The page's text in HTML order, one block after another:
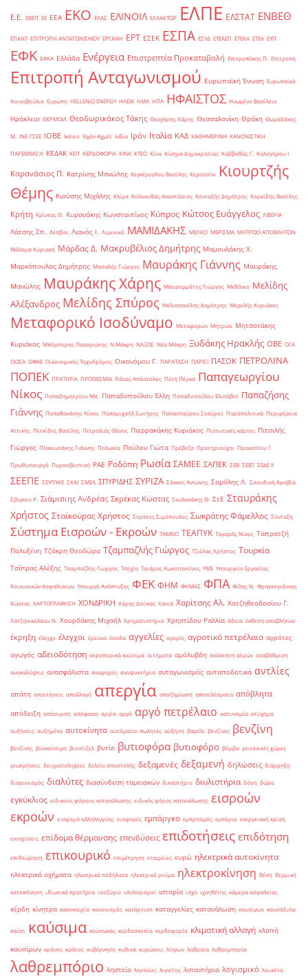
Ε.Ε. ΕΒΕΠ ΕΕ ΕΕΑ ΕΚΟ ΕΛΑΣ ΕΛΙΝΟΙΛ ΕΛΛΑΚΤΩΡ ΕΛΠΕ ΕΛΣΤΑΤ ΕΝΒΕΘ
ΕΠΑΝΤ ΕΠΙΤΡΟΠΗ ΑΝΤΑΓΩΝΙΣΜΟΥ ΕΡΓΑΝΗ ΕΡΤ ΕΣΕΚ ΕΣΠΑ ΕΣΥΔ ΕΤΕΑΕΠ ΕΤΕΚΑ ΕΤΕπ ΕΥΠ
ΕΦΚ ΕΦΚΑ Ελλάδα Ενέργεια Επιστρεπτέα Προκαταβολή Επιτροπάκης Π. Επιτροπή
Επιτροπή Ανταγωνισμού Ευρωπαϊκή Ένωση Ευρωπαϊκό
Κοινοβούλιο Ευρώπη ΗELLENiQ ENERGY ΗΛΕΙΑ ΗΜΑ ΗΠΑ ΗΦΑΙΣΤΟΣ Ηνωμένο Βασίλειο
Ηράκλειο ΘΕΡΜΟΙΛ Θεοδωρικάκος Τάκης Θεοχάρης Χάρης Θεσσαλονίκη Θράκη Θωμαδάκης
Μ. ΙΝΕ-ΓΣΕΕ ΙΟΒΕ Ικόνιο Ιλχάν Αχμέτ Ινδία Ιράν Ιταλία ΚΑΔ ΚΑΘΗΜΕΡΙΝΗ ΚΑΝΟΝΙΣΤΙΚΗ
ΠΑΡΕΜΒΑΣΗ ΚΕΔΑΚ ΚΕΠ ΚΕΡΔΟΦΟΡΙΑ ΚΙΝΑ ΚΤΕΟ Κίνα Κίνημα Δημοκρατίας Καββαθάς Γ. Καλογήρου Ι.
Καρανάσιος Π. Κατρίνης Μανώλης Κεγκέρογλου Βασίλης Κερατσίνι
Κιουρτζής
Θέμης Κιούσης Μιχάλης Κλίμα Κολοκυθάς Αναστάσιος Κονταξής Δημήτρης Κορκίδης Βασίλης
Κρήτη Κρίντας Θ. Κυρανάκης Κωνσταντίνος Κύπρος Κώτσος Ευάγγελος ΛΙΒΕΡΙΑ
Λάτσης Σπ. Λέσβος Λιανός Ι. Λιμενικό ΜΑΜΙΔΑΚΗΣ ΜΕΛΚΟ ΜΕΡΙΣΜΑ ΜΗΤΡΩΟ ΑΠΟΒΛΗΤΩΝ
Μάλαμα Κυριακή Μάρδας Δ. Μακρυβέλιος Δημήτρης Μαμουλάκης Χ.
Μαρκόπουλος Δημήτρης Μασαλής Γιώργος Μαυράκης Γιάννης Μαυράκης
Μανώλης Μαυράκης Χάρης Μαυρομμάτης Γιώργος Μεθάνιο Μελίδης
Αλέξανδρος Μελίδης Σπύρος Μελισσανίδης Δημήτρης Μερελής Κυριάκος
Μεταφορικό Ισοδύναμο Μεταφορών Μητρώο Μητσοτάκης
Κυριάκος Μπόμπορης Παναγιώτης Ν.Μάκρη ΝΑΞΟΣ Νέα Μάκρη Ξυδάκης Ηρακλής ΟΒΕ ΟΓΑ
ΟΟΣΑ ΟΦΑΕ Οικονομικός Ταχυδρόμος Οικονόμου Γ. ΠΑΡΑΤΑΣΗ ΠΑΡΙΣΙ ΠΑΣΟΚ ΠΕΤΡΟΛΙΝΑ
ΠΟΠΕΚ ΠΡΑΤΗΡΙΑ ΠΡΟΘΕΣΜΙΑ Πάνας Απόστολος Πέτη Πέρκα Παπαγεωργίου
Νίκος Παπαδημητρίου Μπ. Παπαδοπούλου Έλλη Παπαδοπούλου Ελισάβετ Παπαζήσης
Γιάννης Παπαθανάσης Νίκος Παπαμιχαήλ Σωτήρης Παπασταύρου Σταύρος Παραπολιτικά Περιφέρεια
Αττικής Πετκίδης Βασίλης Πετραλιάς Θάνος Πιερρακάκης Κυριάκος Πιστωτικές κάρτες Πιτσιλής
Γιώργος Πλακιωτάκης Γιάννης Πολωνία Πούλου Γιώτα Πρέβεζα Πρατηριούχοι Προκοπίου Γ.
Πρωθυπουργό Πυροσβεστική ΡΑΕ Ροδόπη Ρωσία ΣΑΜΕΕ ΣΑΠΕΚ ΣΕΒ ΣΕΒΤ ΣΕΔΕ ΙΙ
ΣΕΕΠΕ ΣΕΥΠΥΚΕ ΣΚΑΙ ΣΜΕΑ ΣΠΥΡΙΔΗΣ ΣΥΡΙΖΑ Σάκκος Αντώνης Σαμόλης Λ. Σαουδική Αραβία
Σβίγκου Ρ. Σιάμισιης Ανδρέας Σκρέκας Κώστας Σκυλακάκης Θ. ΣτΕ Σταυράκης
Χρήστος Σταϊκούρας Χρήστος Στράτος Σιμόπουλος Σωκράτης Φάμελλος Σύνταξη
Σύστημα Εισροών - Εκροών ΤΑΜΕΙΟ ΤΕΑΠΥΚ Ταγαράς Νίκος Ταπρατζή
Πολυξένη Τζάκρη Θεοδώρα Τζαμπαζλής Γιώργος Τζιόλας Χρήστος Τουρκία
Τσίπρας Αλέξης Τσαμπαζλής Γιώργος Τσεχία Τσιάρας Κωνσταντίνος ΥΜΕ Υπουργείο Εργασίας
Κοινωνικών Ασφαλίσεων Υπουργό Ανάπτυξης ΦΕΚ ΦΗΜ ΦΗΜΑΣ ΦΠΑ Φίλης Ν. Φραγκογιάννης
Κώστας ΧΑΡΤΟΓΡΑΦΗΣΗ ΧΟΝΔΡΙΚΗ Χάρης Δούκας Χανιά Χαρίτσης Αλ. Χατζηθεοδοσίου Γ.
Χατζηνικολάου Ν. Χουρδάκης Μιχαήλ Χρηματιστήριο Χρηστίδου Ραλλία άδεια έκθεση αποβλήτων
έκρηξη έλεγχο έλεγχοι έρευνα έσοδα αγγελίες αγορές αγροτικό πετρέλαιο αγρότες
αγωγός αδειοδότηση αεροπορικά καύσιμα αιτήματα αμόλυβδη ανάκτηση ατμών αναβάθμιση
ανακαλύψεις ανασφάλιστα αναφορές αναψυκτήρια ανταγωνισμός ανταποδοτικά αντλίες
απάτη απαιτήσεις απαλλαγή απεργία αποζημίωση αποτελέσματα απόβλητα
απόδειξη απόσυρση απόφαση αργία αργό αργό πετρέλαιο αστυνομία ατύχημα
αυξήσεις αυξημένα αυτοκίνητα αυτόματοι πωλητές αύξηση βαρέλι βενζίνες βενζίνη
βενζίνης βιοκαύσιμα βιοντίζελ βυτίο βυτιοφόρα βυτιοφόρο βόμβα γειτονικές χώρες
γεωτρήσεις δειγματοληψίες δελτίο αποστολής δεξαμενές δεξαμενή δηλώσεις διάρρηξη
διαγωνισμός διαλύτες διασύνδεση ταμειακών δικαστήριο διυλιστήρια δόση δώρα
εγκύκλιος ειδικούς φόρους κατανάλωσης ειδικός φόρος κατανάλωσης εισροών
εκροών εισφορά αλληλεγγύης εισφορές εμπάργκο εμπρησμός εμπόριο ενεργειακή κρίση
ενισχύσεις επίδομα θέρμανσης επενδύσεις επιδοτήσεις επιδότηση
επιθεώρηση επικουρικό επιμέτρηση εταιρείες ευρώ ηλεκτρικά αυτοκίνητα
ηλεκτρικά οχήματα ηλεκτρικά ποδήλατα ηλεκτρικό ρεύμα ηλεκτροκίνηση θέση θερμική
καταπόνηση ιδιωτικά πρατήρια ισοζύγιο ισολογισμοί ιστορία ισχύ ιχνηθέτης κάμερα ασφαλείας
κέρδη κίνητρα κακοκαιρία κανονισμός κατάρτιση καταγγελίες κατανάλωση καυσίμων καυσόξυλα
καύσι καύσιμα καύσωνας κερδοσκοπία κερδοφορία κλιματική αλλαγή κλοπή
καυσίμων κράνος κράτος κυβέρνηση κυβικά κυρώσεις λίτρων λαθραία λαθρεμπορία
λαθρεμπόριο ληστεία ληστείες λιγνίτης λιπαντήρια λογισμικό λουκέτο